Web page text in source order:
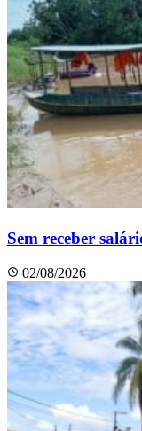
Sem receber
02/08/2026